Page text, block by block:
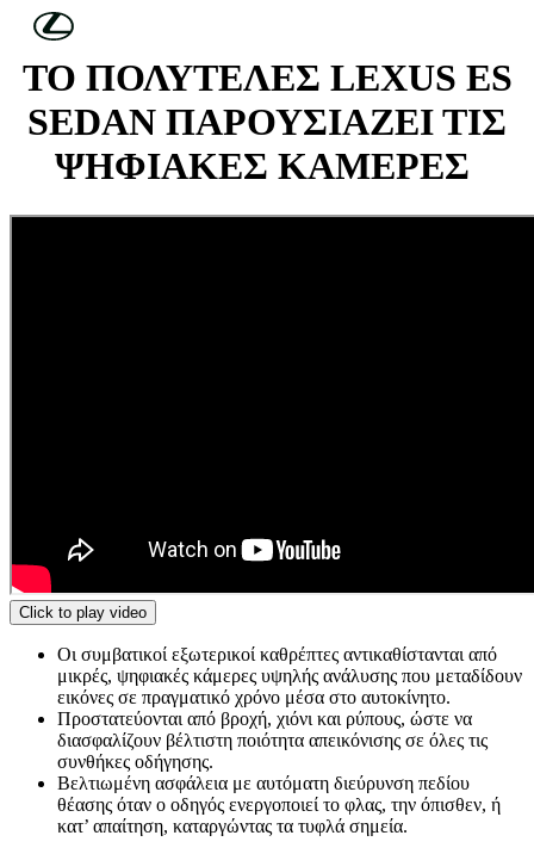
Συνέχεια στο κύριο περιεχόμενο
ΤΟ ΠΟΛΥΤΕΛΕΣ LEXUS ES
SEDAN ΠΑΡΟΥΣΙΑΖΕΙ ΤΙΣ
ΨΗΦΙΑΚΕΣ ΚΑΜΕΡΕΣ
Click to play video
Οι συμβατικοί εξωτερικοί καθρέπτες αντικαθίστανται από
μικρές, ψηφιακές κάμερες υψηλής ανάλυσης που μεταδίδουν
εικόνες σε πραγματικό χρόνο μέσα στο αυτοκίνητο.
Προστατεύονται από βροχή, χιόνι και ρύπους, ώστε να
διασφαλίζουν βέλτιστη ποιότητα απεικόνισης σε όλες τις
συνθήκες οδήγησης.
Βελτιωμένη ασφάλεια με αυτόματη διεύρυνση πεδίου
θέασης όταν ο οδηγός ενεργοποιεί το φλας, την όπισθεν, ή
κατ’ απαίτηση, καταργώντας τα τυφλά σημεία.